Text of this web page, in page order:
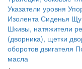
Указатели уровня
Изолента Сиденья
Шкивы, натяжители
(дворника), щетки
оборотов двигателя
масла